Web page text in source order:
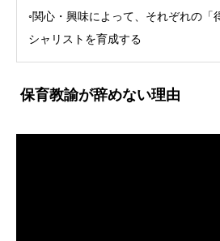
◦関心・興味によって、それぞれの「
シャリストを育成する
保育教諭が辞めない理由